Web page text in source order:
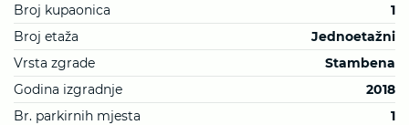
Broj kupaonica
1
Broj etaža
Jednoetažni
Vrsta zgrade
Stambena
Godina izgradnje
2018
Br. parkirnih mjesta
1